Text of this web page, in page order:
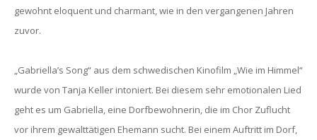
gewohnt eloquent und charmant, wie in den vergangenen Jahren
zuvor.
„Gabriella’s Song“ aus dem schwedischen Kinofilm „Wie im Himmel“
wurde von Tanja Keller intoniert. Bei diesem sehr emotionalen Lied
geht es um Gabriella, eine Dorfbewohnerin, die im Chor Zuflucht
vor ihrem gewalttätigen Ehemann sucht. Bei einem Auftritt im Dorf,